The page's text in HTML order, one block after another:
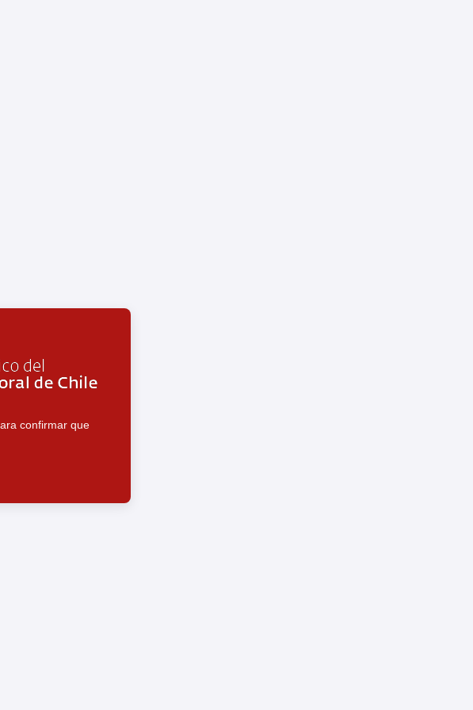
confirmar que